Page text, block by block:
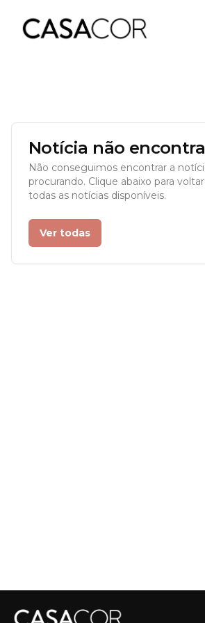
Notícia não
Não conseguimos encontrar a
procurando. Clique abaixo para
todas as notícias disponíveis.
Ver todas